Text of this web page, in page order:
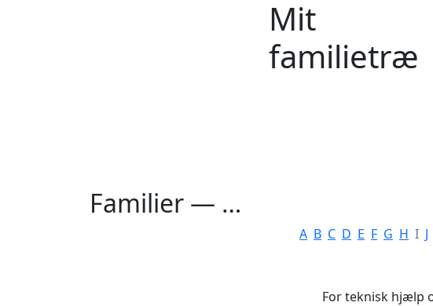
Mit
familietræ
Familier — …
A B C D E F G H I J
For teknisk hjælp